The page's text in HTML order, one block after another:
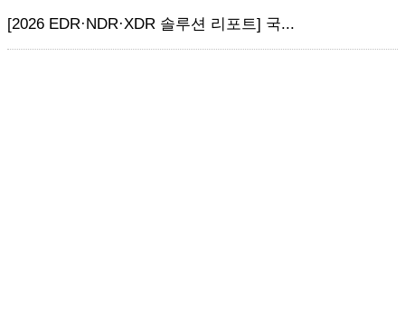
[2026 EDR·NDR·XDR 솔루션 리포트] 국...